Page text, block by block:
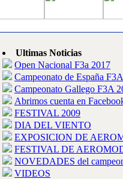
Ultimas Noticias
Open Nacional F3a 2017
Campeonato de España
Campeonato Gallego F3A
Abrimos cuenta en
FESTIVAL 2009
DIA DEL VIENTO
EXPOSICION DE
FESTIVAL DE
NOVEDADES del
VIDEOS